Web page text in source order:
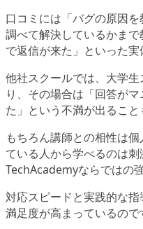
口コミには「バグの原因
調べて解決しているかま
で返信が来た」といった実
他社スクールでは、大学
り、その場合は「回答が
た」という不満が出ること
もちろん講師との相性は
ている人から学べるのは
TechAcademyならではの
対応スピードと実践的な
満足度が高まっているので